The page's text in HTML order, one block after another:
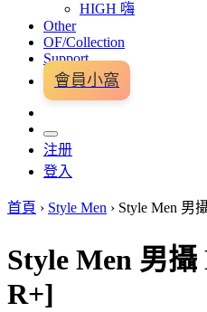
HIGH 嗨
Other
OF/Collection
Support
會員小窩
注册
登入
首頁 › Style Men › Style Men 男
Style Men 男攝
R+]